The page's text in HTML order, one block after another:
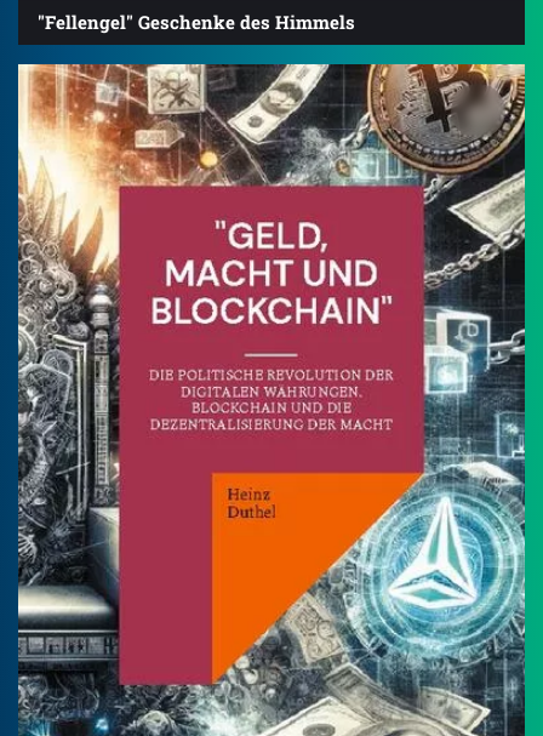
"Fellengel" Geschenke des Himmels